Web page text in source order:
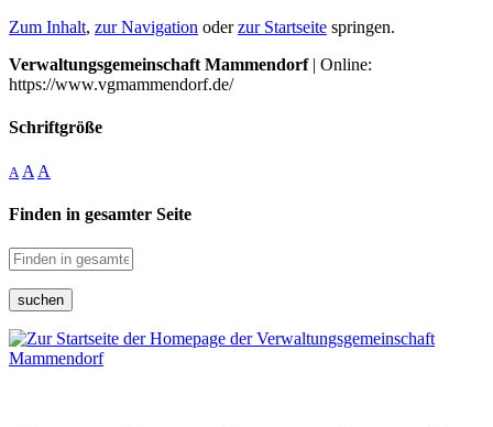
Zum Inhalt, zur Navigation oderzur Startseite springen.
Verwaltungsgemeinschaft Mammendorf| Online:
https://www.vgmammendorf.de/
Schriftgröße
A A A
Finden in gesamter Seite
suchen